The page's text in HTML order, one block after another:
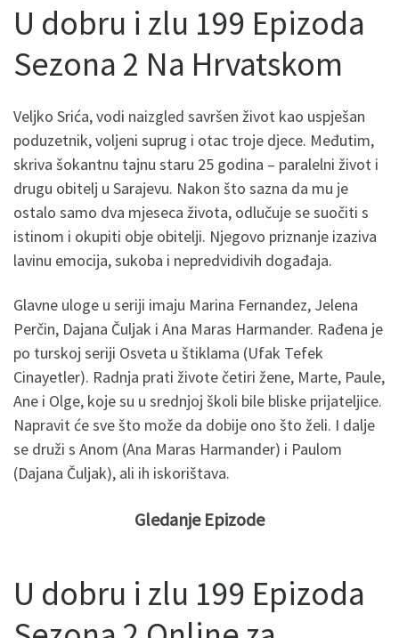
U dobru i zlu 199 Epizoda
Sezona 2 Na Hrvatskom
Veljko Srića, vodi naizgled savršen život kao uspješan
poduzetnik, voljeni suprug i otac troje djece. Međutim,
skriva šokantnu tajnu staru 25 godina – paralelni život i
drugu obitelj u Sarajevu. Nakon što sazna da mu je
ostalo samo dva mjeseca života, odlučuje se suočiti s
istinom i okupiti obje obitelji. Njegovo priznanje izaziva
lavinu emocija, sukoba i nepredvidivih događaja.
Glavne uloge u seriji imaju Marina Fernandez, Jelena
Perčin, Dajana Čuljak i Ana Maras Harmander. Rađena je
po turskoj seriji Osveta u štiklama (Ufak Tefek
Cinayetler). Radnja prati živote četiri žene, Marte, Paule,
Ane i Olge, koje su u srednjoj školi bile bliske prijateljice.
Napravit će sve što može da dobije ono što želi. I dalje
se druži s Anom (Ana Maras Harmander) i Paulom
(Dajana Čuljak), ali ih iskorištava.
Gledanje Epizode
U dobru i zlu 199 Epizoda